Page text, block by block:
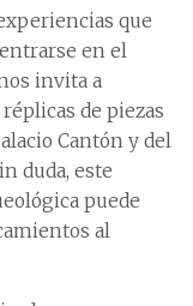
que
en el
invita a
de piezas
Cantón y del
duda, este
puede
al